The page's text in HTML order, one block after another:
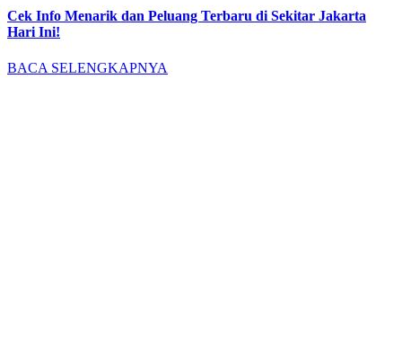
Cek Info Menarik dan Peluang Terbaru di Sekitar Jakarta
Hari Ini!
BACA SELENGKAPNYA